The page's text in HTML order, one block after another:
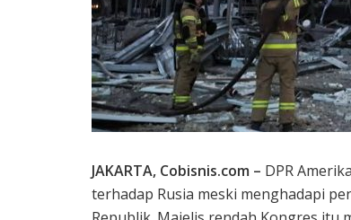
JAKARTA, Cobisnis.com – DPR
terhadap Rusia meski menghadapi